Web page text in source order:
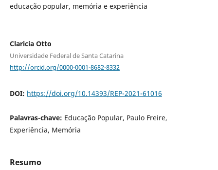
educação popular, memória e experiência
Claricia Otto
Universidade Federal de Santa Catarina
http://orcid.org/0000-0001-8682-8332
DOI: https://doi.org/10.14393/REP-2021-61016
Palavras-chave: Educação Popular, Paulo Freire,
Experiência, Memória
Resumo